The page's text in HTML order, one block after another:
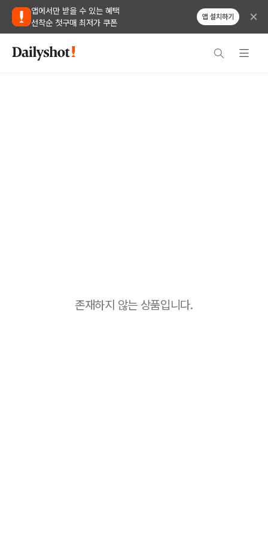
앱에서만 받을 수 있는 혜택
선착순 첫구매 최저가 쿠폰
앱 설치하기
존재하지 않는 상품입니다.